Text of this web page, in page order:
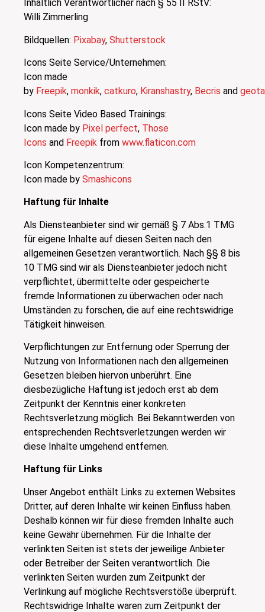
Inhaltlich Verantwortlicher nach § 55 II RStV:
Willi Zimmerling
Bildquellen: Pixabay, Shutterstock
Icons Seite Service/Unternehmen:
Icon made
by Freepik, monkik, catkuro, Kiranshastry, Becris and
Icons Seite Video Based Trainings:
Icon made by Pixel perfect, Those
Icons and Freepik from www.flaticon.com
Icon Kompetenzentrum:
Icon made by Smashicons
Haftung für Inhalte
Als Diensteanbieter sind wir gemäß § 7 Abs.1 TMG
für eigene Inhalte auf diesen Seiten nach den
allgemeinen Gesetzen verantwortlich. Nach §§ 8 bis
10 TMG sind wir als Diensteanbieter jedoch nicht
verpflichtet, übermittelte oder gespeicherte
fremde Informationen zu überwachen oder nach
Umständen zu forschen, die auf eine rechtswidrige
Tätigkeit hinweisen.
Verpflichtungen zur Entfernung oder Sperrung der
Nutzung von Informationen nach den allgemeinen
Gesetzen bleiben hiervon unberührt. Eine
diesbezügliche Haftung ist jedoch erst ab dem
Zeitpunkt der Kenntnis einer konkreten
Rechtsverletzung möglich. Bei Bekanntwerden von
entsprechenden Rechtsverletzungen werden wir
diese Inhalte umgehend entfernen.
Haftung für Links
Unser Angebot enthält Links zu externen Websites
Dritter, auf deren Inhalte wir keinen Einfluss haben.
Deshalb können wir für diese fremden Inhalte auch
keine Gewähr übernehmen. Für die Inhalte der
verlinkten Seiten ist stets der jeweilige Anbieter
oder Betreiber der Seiten verantwortlich. Die
verlinkten Seiten wurden zum Zeitpunkt der
Verlinkung auf mögliche Rechtsverstöße überprüft.
Rechtswidrige Inhalte waren zum Zeitpunkt der